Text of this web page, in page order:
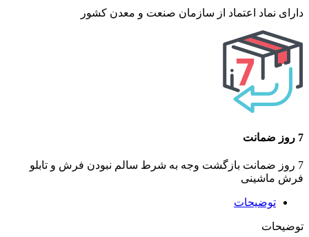
دارای نماد اعتماد از سازمان صنعت و معدن کشور
7 روز ضمانت
7 روز ضمانت بازگشت وجه به شرط سالم نبودن فرش و تابلو
فرش ماشینی
توضیحات
توضیحات